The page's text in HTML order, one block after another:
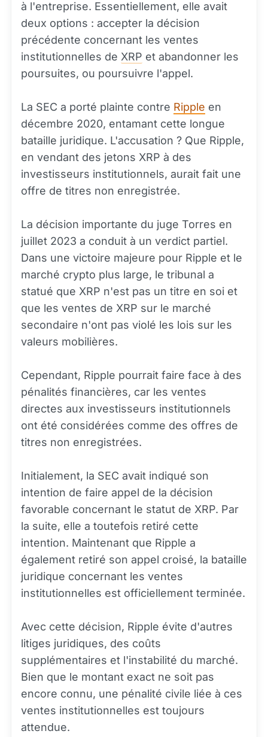
à l'entreprise. Essentiellement, elle avait
deux options : accepter la décision
précédente concernant les ventes
institutionnelles de XRP et abandonner les
poursuites, ou poursuivre l'appel.
La SEC a porté plainte contre Ripple en
décembre 2020, entamant cette longue
bataille juridique. L'accusation ? Que Ripple,
en vendant des jetons XRP à des
investisseurs institutionnels, aurait fait une
offre de titres non enregistrée.
La décision importante du juge Torres en
juillet 2023 a conduit à un verdict partiel.
Dans une victoire majeure pour Ripple et le
marché crypto plus large, le tribunal a
statué que XRP n'est pas un titre en soi et
que les ventes de XRP sur le marché
secondaire n'ont pas violé les lois sur les
valeurs mobilières.
Cependant, Ripple pourrait faire face à des
pénalités financières, car les ventes
directes aux investisseurs institutionnels
ont été considérées comme des offres de
titres non enregistrées.
Initialement, la SEC avait indiqué son
intention de faire appel de la décision
favorable concernant le statut de XRP. Par
la suite, elle a toutefois retiré cette
intention. Maintenant que Ripple a
également retiré son appel croisé, la bataille
juridique concernant les ventes
institutionnelles est officiellement terminée.
Avec cette décision, Ripple évite d'autres
litiges juridiques, des coûts
supplémentaires et l'instabilité du marché.
Bien que le montant exact ne soit pas
encore connu, une pénalité civile liée à ces
ventes institutionnelles est toujours
attendue.